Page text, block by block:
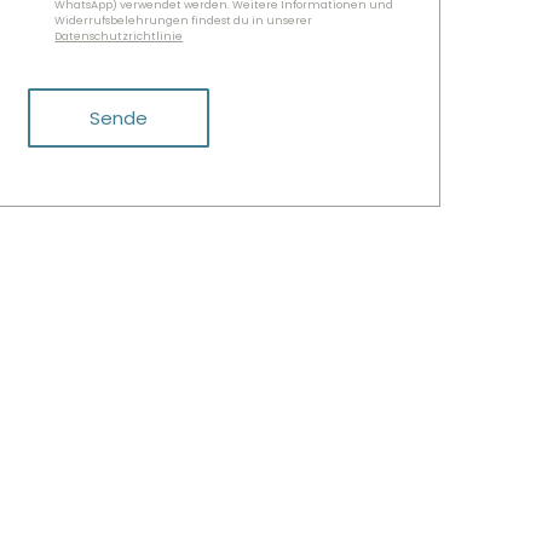
WhatsApp) verwendet werden. Weitere Informationen und
Widerrufsbelehrungen findest du in unserer
Datenschutzrichtlinie
Sende